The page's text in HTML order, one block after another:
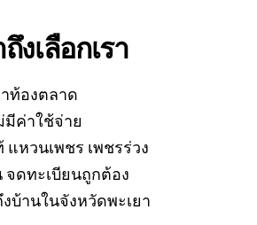
งเลือกเรา
ท้องตลาด
มีค่าใช้จ่าย
แหวนเพชร เพชรร่วง
จดทะเบียนถูกต้อง
บ้านในจังหวัดพะเยา